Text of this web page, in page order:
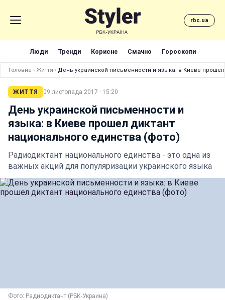
rbc.ua
Люди Тренди Корисне Смачно Гороскопи
Головна › Життя › День украинской письменности и языка: в Киеве
ЖИТТЯ 09 листопада 2017 · 15:20
День украинской письменности и
языка: в Киеве прошел диктант
национального единства (фото)
Радиодиктант национального единства - это одна из
важных акций для популяризации украинского языка
Фото: Радиодиктант (РБК-Украина)